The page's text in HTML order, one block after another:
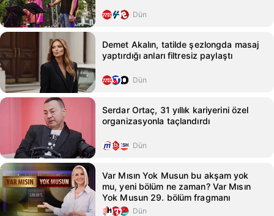
Dün
Demet Akalın, tatilde şezlongda masaj
yaptırdığı anları filtresiz paylaştı
Dün
Serdar Ortaç, 31 yıllık kariyerini özel
organizasyonla taçlandırdı
Dün
Var Mısın Yok Musun bu akşam yok
mu, yeni bölüm ne zaman? Var Mısın
Yok Musun 29. bölüm fragmanı
Dün